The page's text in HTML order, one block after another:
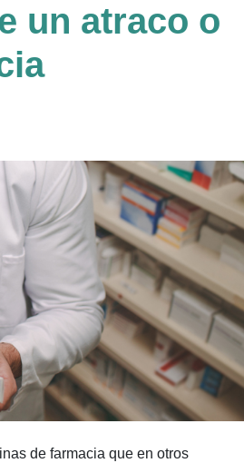
un atraco o
de farmacia que en otros